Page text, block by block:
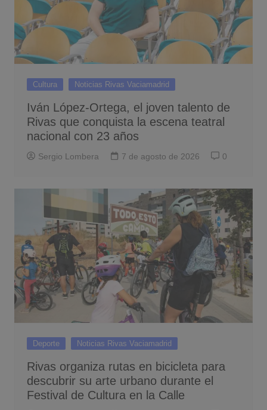
Cultura Noticias Rivas Vaciamadrid
Iván López-Ortega, el joven talento de
Rivas que conquista la escena teatral
nacional con 23 años
Sergio Lombera 7 de agosto de 2026 0
Deporte Noticias Rivas Vaciamadrid
Rivas organiza rutas en bicicleta para
descubrir su arte urbano durante el
Festival de Cultura en la Calle